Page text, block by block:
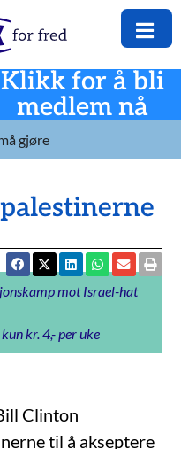
Klikk for å bli
medlem nå
gjøre
mot Israel-hat
kr. 4,- per uke
Clinton
til å akseptere